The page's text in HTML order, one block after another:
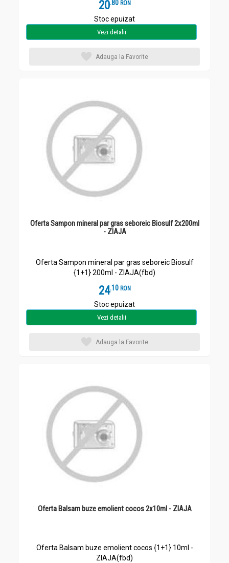
20.8 RON
Stoc epuizat
Vezi detalii
Adauga la Favorite
Oferta Sampon mineral par gras seboreic Biosulf 2x200ml
- ZIAJA
Oferta Sampon mineral par gras seboreic Biosulf
{1+1} 200ml - ZIAJA(fbd)
24.1 RON
Stoc epuizat
Vezi detalii
Adauga la Favorite
Oferta Balsam buze emolient cocos 2x10ml - ZIAJA
Oferta Balsam buze emolient cocos {1+1} 10ml -
ZIAJA(fbd)